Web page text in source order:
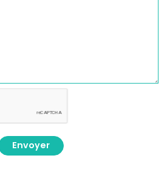
Envoyer